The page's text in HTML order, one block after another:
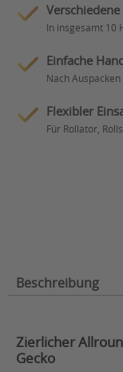
In insgesamt 10
Einfache
Nach
Flexibler
Für Rollator,
Beschreibung
Zierlicher
Gecko